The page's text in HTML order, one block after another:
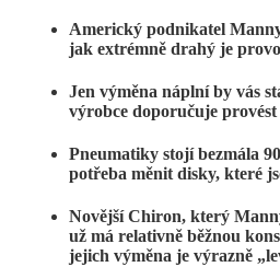
Americký podnikatel
jak extrémně drahý je
Jen výměna náplní by vás
výrobce doporučuje
Pneumatiky stojí bezmála
potřeba měnit disky, které
Novější Chiron, který
už má relativně běžnou
jejich výměna je výrazně